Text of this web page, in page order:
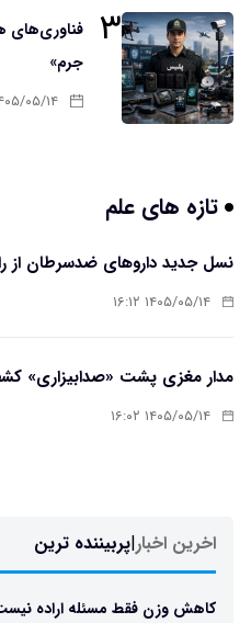
۳
فناوری‌های
جرم»
۱۴۰۵/۰۵/۱۴
تازه های علم
نسل جدید داروهای ضدسرطان از
۱۴۰۵/۰۵/۱۴ ۱۶:۱۲
مدار مغزی پشت «صدابیزاری»
۱۴۰۵/۰۵/۱۴ ۱۶:۰۲
اخرین اخبار|پربیننده ترین
کاهش وزن فقط مسئله اراده